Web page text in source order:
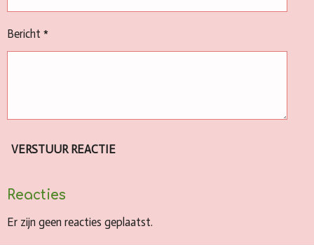
Bericht *
VERSTUUR REACTIE
Reacties
Er zijn geen reacties geplaatst.